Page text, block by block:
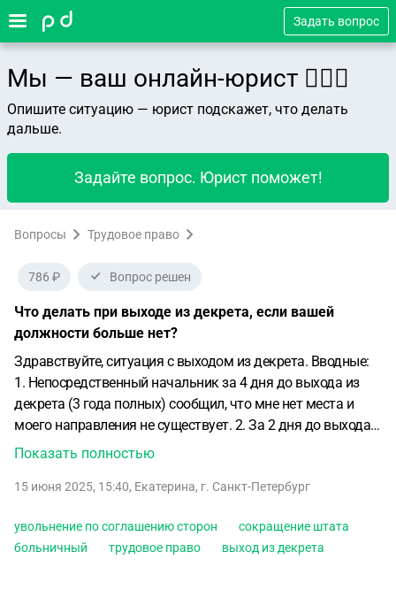
Задать вопрос
Мы — ваш онлайн-юрист 👨🏻‍⚖️
Опишите ситуацию — юрист подскажет, что делать
дальше.
Задайте вопрос. Юрист поможет!
Вопросы Трудовое право
786 ₽ Вопрос решен
Что делать при выходе из декрета, если вашей
должности больше нет?
Здравствуйте, ситуация с выходом из декрета. Вводные:
1. Непосредственный начальник за 4 дня до выхода из
декрета (3 года полных) сообщил, что мне нет места и
моего направления не существует. 2. За 2 дня до выхода
из декрета стали договариваться с HR. Дают 3 оклада и
работы с ребенком, тем что не сообщили заранее,
выйти на работу и выполнять поручения руководителя
какие-то.3. По совету юриста на работы я вышла, но
Показать полностью
15 июня 2025, 15:40, Екатерина, г. Санкт-Петербург
увольнение по соглашению сторон
сокращение штата
больничный
трудовое право выход из декрета